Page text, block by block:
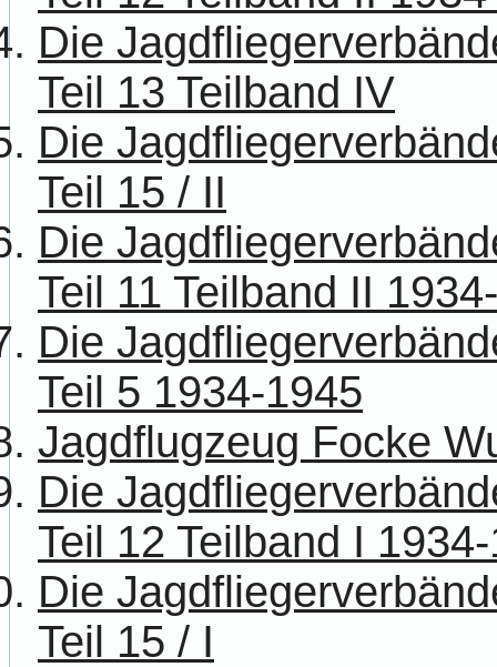
Die
Teil 13 Teilband IV
Die
Teil 15 / II
Die
Teil 11 Teilband II
Die
Teil 5 1934-1945
Jagdflugzeug Focke
Die
Teil 12 Teilband I
Die
Teil 15 / I